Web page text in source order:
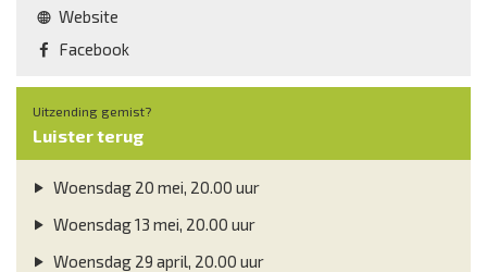
Website
Facebook
Uitzending gemist?
Luister terug
Woensdag 20 mei, 20.00 uur
Woensdag 13 mei, 20.00 uur
Woensdag 29 april, 20.00 uur